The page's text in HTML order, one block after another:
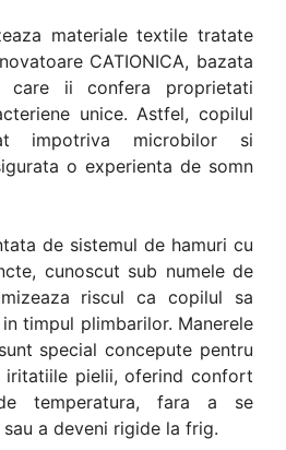
materiale textile tratate
CATIONICA, bazata
ii confera proprietati
unice. Astfel, copilul
impotriva microbilor si
o experienta de somn
de sistemul de hamuri cu
cunoscut sub numele de
riscul ca copilul sa
timpul plimbarilor. Manerele
special concepute pentru
iritatiile pielii, oferind confort
temperatura, fara a se
a deveni rigide la frig.